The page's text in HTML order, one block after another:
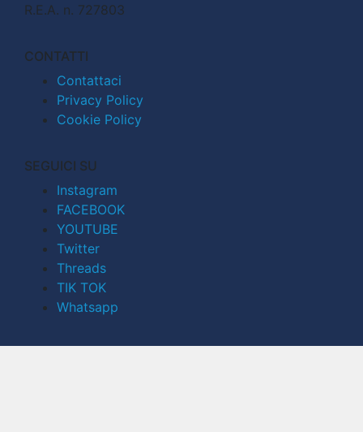
R.E.A. n. 727803
CONTATTI
Contattaci
Privacy Policy
Cookie Policy
SEGUICI SU
Instagram
FACEBOOK
YOUTUBE
Twitter
Threads
TIK TOK
Whatsapp